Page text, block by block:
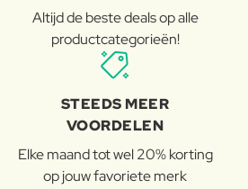
Altijd de beste deals op alle
productcategorieën!
STEEDS MEER
VOORDELEN
Elke maand tot wel 20% korting
op jouw favoriete merk